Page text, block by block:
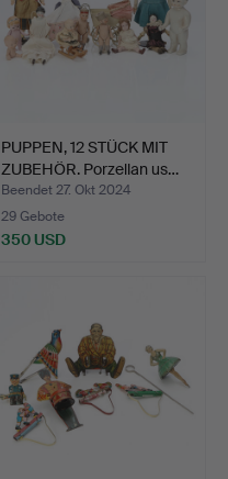
PUPPEN, 12 STÜCK MIT
ZUBEHÖR. Porzellan us…
Beendet 27. Okt 2024
29 Gebote
350 USD